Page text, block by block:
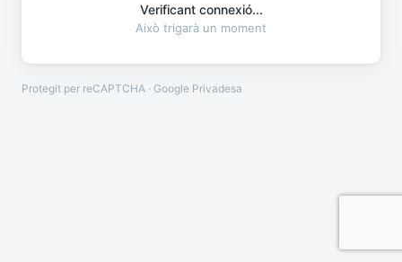
Verificant connexió...
Això trigarà un moment
Protegit per reCAPTCHA · Google Privadesa